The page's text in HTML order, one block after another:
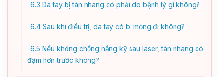
6.3 Da tay bị tàn nhang có phải do bệnh lý gì không?
6.4 Sau khi điều trị, da tay có bị mỏng đi không?
6.5 Nếu không chống nắng kỹ sau laser, tàn nhang có
đậm hơn trước không?